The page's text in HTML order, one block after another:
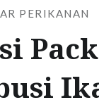
PERIKANAN